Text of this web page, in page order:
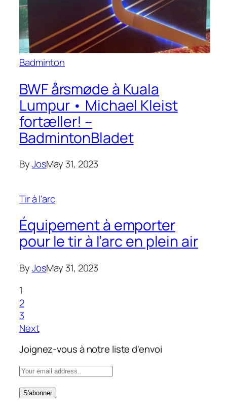
Badminton
BWF årsmøde à Kuala
Lumpur • Michael Kleist
fortæller! –
BadmintonBladet
ByJosMay 31, 2023
Tir à l'arc
Équipement à emporter
pour le tir à l’arc en plein air
ByJosMay 31, 2023
1
2
3
Next
Joignez-vous à notre liste d'envoi